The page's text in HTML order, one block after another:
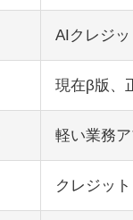
AIクレジ
現在β版、
軽い業務
クレジッ